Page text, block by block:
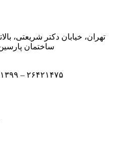
تهران، خیابان دکتر شریعتی،
ساختمان
۲۶۴۲۱۳۹۵ –